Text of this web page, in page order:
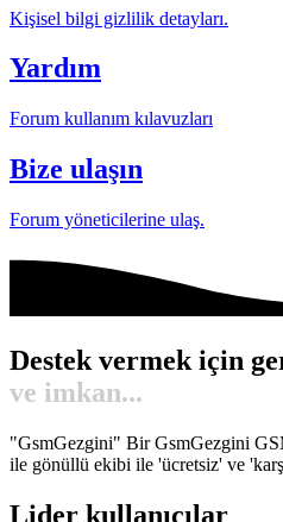
Kişisel bilgi gizlilik detayları.
Yardım
Forum kullanım kılavuzları
Bize ulaşın
Forum yöneticilerine ulaş.
Destek vermek için
Gönül...
"GsmGezgini" Bir GsmGezgini
ile gönüllü ekibi ile 'ücretsiz' ve
Lider kullanıcılar